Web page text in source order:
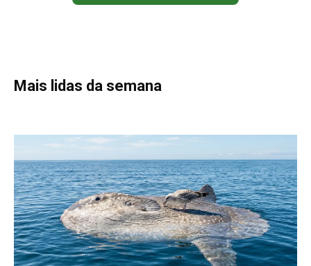
Peixe-lua emerge horizontalmente na superfície oceânica para
permitir que aves marinhas removam ectoparasitas